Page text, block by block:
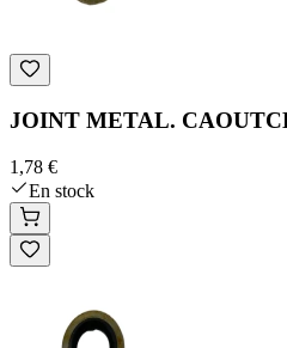
JOINT METAL.
1,78 €
En stock